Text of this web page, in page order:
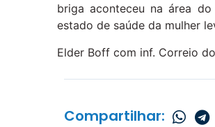
briga aconteceu na área
estado de saúde da mulher
Elder Boff com inf. Correio
Compartilhar: